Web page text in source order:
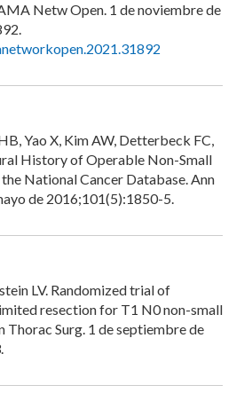
Netw Open. 1 de noviembre de
Yao X, Kim AW, Detterbeck FC,
History of Operable Non-Small
National Cancer Database. Ann
de 2016;101(5):1850-5.
LV. Randomized trial of
resection for T1 N0 non-small
Thorac Surg. 1 de septiembre de